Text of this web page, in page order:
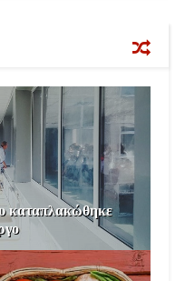
καταπλακώθηκε